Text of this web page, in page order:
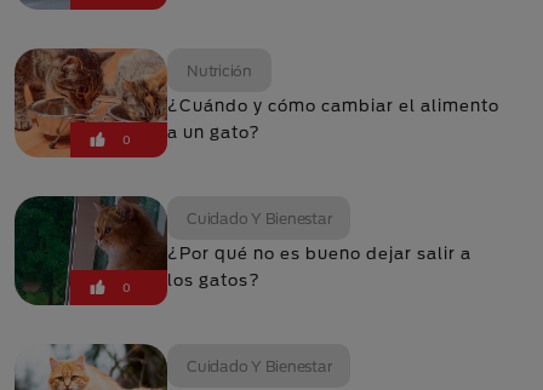
0
Nutrición
¿Cuándo y cómo cambiar el alimento
a un gato?
0
Cuidado Y Bienestar
¿Por qué no es bueno dejar salir a
los gatos?
Cuidado Y Bienestar